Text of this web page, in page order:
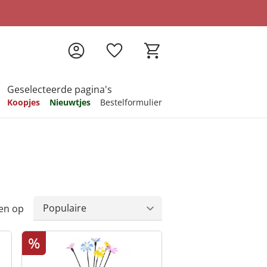
Geselecteerde pagina's
Koopjes Nieuwtjes Bestelformulier
op
%